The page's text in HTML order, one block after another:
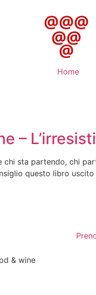
Home
–
chi sta partendo, chi
questo libro
& wine